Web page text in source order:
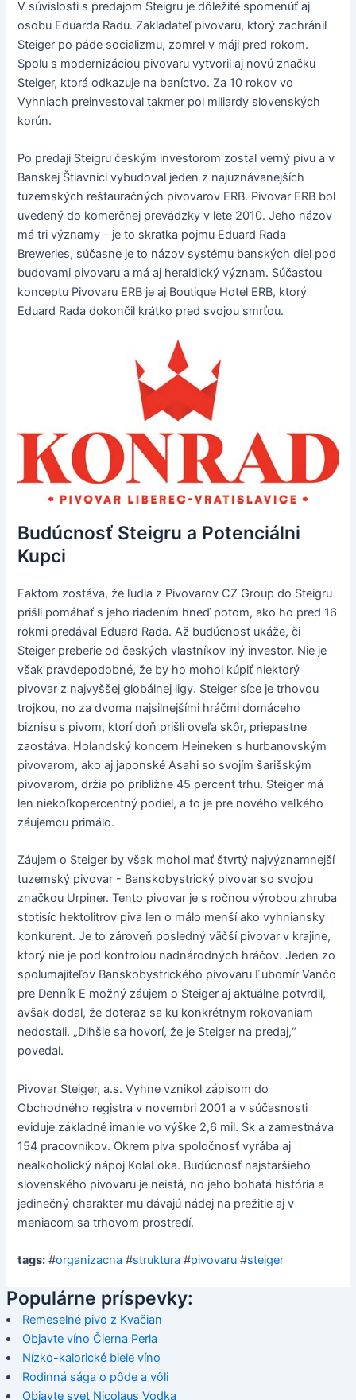
V súvislosti s predajom Steigru je dôležité spomenúť aj
osobu Eduarda Radu. Zakladateľ pivovaru, ktorý zachránil
Steiger po páde socializmu, zomrel v máji pred rokom.
Spolu s modernizáciou pivovaru vytvoril aj novú značku
Steiger, ktorá odkazuje na baníctvo. Za 10 rokov vo
Vyhniach preinvestoval takmer pol miliardy slovenských
korún.
Po predaji Steigru českým investorom zostal verný pivu a v
Banskej Štiavnici vybudoval jeden z najuznávanejších
tuzemských reštauračných pivovarov ERB. Pivovar ERB bol
uvedený do komerčnej prevádzky v lete 2010. Jeho názov
má tri významy - je to skratka pojmu Eduard Rada
Breweries, súčasne je to názov systému banských diel pod
budovami pivovaru a má aj heraldický význam. Súčasťou
konceptu Pivovaru ERB je aj Boutique Hotel ERB, ktorý
Eduard Rada dokončil krátko pred svojou smrťou.
Budúcnosť Steigru a Potenciálni
Kupci
Faktom zostáva, že ľudia z Pivovarov CZ Group do Steigru
prišli pomáhať s jeho riadením hneď potom, ako ho pred 16
rokmi predával Eduard Rada. Až budúcnosť ukáže, či
Steiger preberie od českých vlastníkov iný investor. Nie je
však pravdepodobné, že by ho mohol kúpiť niektorý
pivovar z najvyššej globálnej ligy. Steiger síce je trhovou
trojkou, no za dvoma najsilnejšími hráčmi domáceho
biznisu s pivom, ktorí doň prišli oveľa skôr, priepastne
zaostáva. Holandský koncern Heineken s hurbanovským
pivovarom, ako aj japonské Asahi so svojím šarišským
pivovarom, držia po približne 45 percent trhu. Steiger má
len niekoľkopercentný podiel, a to je pre nového veľkého
záujemcu primálo.
Záujem o Steiger by však mohol mať štvrtý najvýznamnejší
tuzemský pivovar - Banskobystrický pivovar so svojou
značkou Urpiner. Tento pivovar je s ročnou výrobou zhruba
stotisíc hektolitrov piva len o málo menší ako vyhniansky
konkurent. Je to zároveň posledný väčší pivovar v krajine,
ktorý nie je pod kontrolou nadnárodných hráčov. Jeden zo
spolumajiteľov Banskobystrického pivovaru Ľubomír Vančo
pre Denník E možný záujem o Steiger aj aktuálne potvrdil,
avšak dodal, že doteraz sa ku konkrétnym rokovaniam
nedostali. „Dlhšie sa hovorí, že je Steiger na predaj,“
povedal.
Pivovar Steiger, a.s. Vyhne vznikol zápisom do
Obchodného registra v novembri 2001 a v súčasnosti
eviduje základné imanie vo výške 2,6 mil. Sk a zamestnáva
154 pracovníkov. Okrem piva spoločnosť vyrába aj
nealkoholický nápoj KolaLoka. Budúcnosť najstaršieho
slovenského pivovaru je neistá, no jeho bohatá história a
jedinečný charakter mu dávajú nádej na prežitie aj v
meniacom sa trhovom prostredí.
tags: #organizacna #struktura #pivovaru #steiger
Populárne príspevky:
Remeselné pivo z Kvačian
Objavte víno Čierna Perla
Nízko-kalorické biele víno
Rodinná sága o pôde a vôli
Objavte svet Nicolaus Vodka